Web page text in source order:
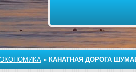
ЭКОНОМИКА » КАНАТНАЯ ДОРОГА